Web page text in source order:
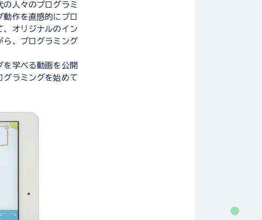
の人々のプログラミ
作を直感的にプロ
、オリジナルのイン
ら、プログラミング
を学べる動画を公開
グラミングを始めて